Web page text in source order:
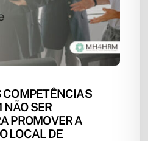
COMPETÊNCIAS
NÃO SER
PROMOVER A
LOCAL DE